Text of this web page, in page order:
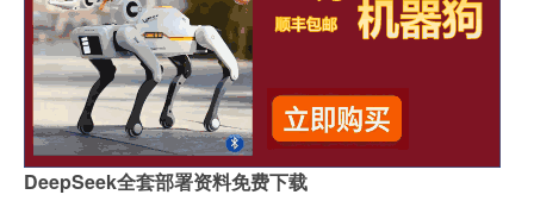
DeepSeek全套部署资料免费下载